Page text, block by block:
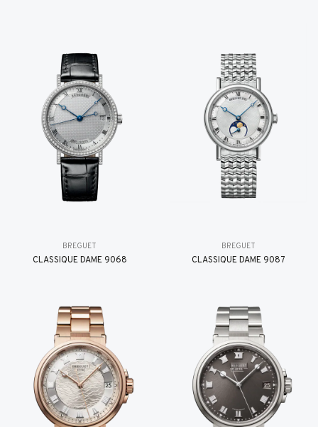
BREGUET
CLASSIQUE DAME 9068
BREGUET
CLASSIQUE DAME 9087